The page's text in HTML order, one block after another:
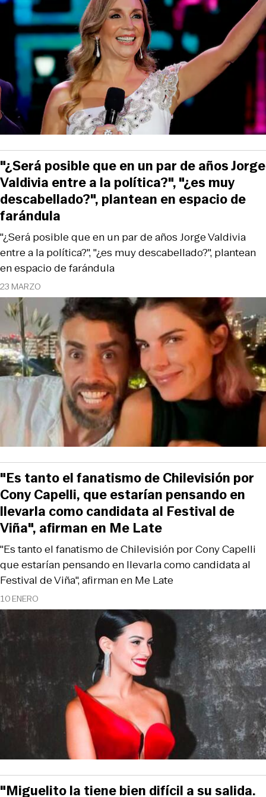
23 MARZO
"¿Será posible que en un par de años Jorge Valdivia
entre a la política?", "¿es muy descabellado?", plantean
en espacio de farándula
"¿Será posible que en un par de años Jorge
Valdivia entre a la política?", "¿es muy
descabellado?", plantean en espacio de
farándula
10 ENERO
"Es tanto el fanatismo de Chilevisión por Cony Capelli
que estarían pensando en llevarla como candidata al
Festival de Viña", afirman en Me Late
"Es tanto el fanatismo de Chilevisión por
Cony Capelli, que estarían pensando en
llevarla como candidata al Festival de
Viña", afirman en Me Late
"Miguelito la tiene bien difícil a su salida.